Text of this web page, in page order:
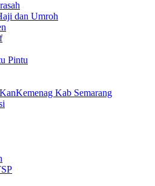
dan Umroh
Pintu
Kab Semarang